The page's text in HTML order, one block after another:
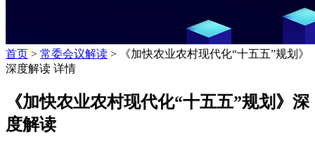
首页 > 常委会议解读 > 《加快农业农村现代化“十五五”规划》
深度解读 详情
《加快农业农村现代化“十五五”规划》深
度解读